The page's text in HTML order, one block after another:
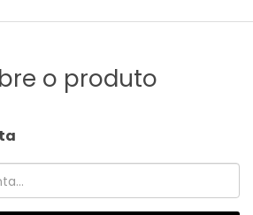
o produto